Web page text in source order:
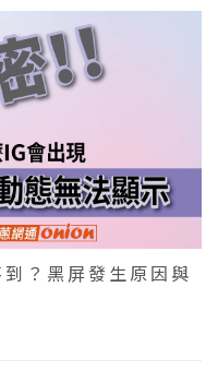
？黑屏發生原因與